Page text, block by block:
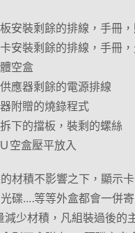
安裝剩餘的排線，手冊
安裝剩餘的排線，手冊
空盒
應器剩餘的電源排線
附贈的燒錄程式
下的擋板，裝剩的螺絲
空盒壓平放入
材積不影響之下，顯示
碟….等等外盒都會一併
減少材積，凡組裝過後的